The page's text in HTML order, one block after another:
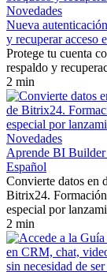
Novedades
Nueva
y recuperar acceso
Protege tu cuenta
respaldo y
2 min
Novedades
Aprende BI
Español
Convierte datos en
Bitrix24.
especial por
2 min